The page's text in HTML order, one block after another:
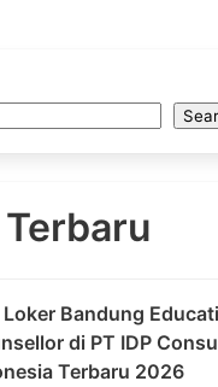
Bandung
di PT IDP
Terbaru 2026